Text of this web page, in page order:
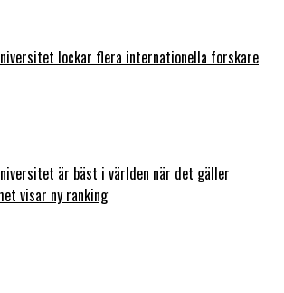
lockar flera internationella forskare
är bäst i världen när det gäller
visar ny ranking